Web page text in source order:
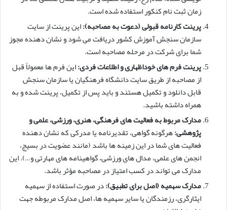
زمان ثبت نام کنکور استفاده شده است.
پرینت کارنامه قبولی (دعوت به مصاحبه):این پرینت از سایت
سازمان سنجش آموزش کشور دریافت می شود و نشان دهنده مجوز
شما برای شرکت در مرحله مصاحبه است.
پرینت فرم های خوداظهاری و اطلاعات فردی:این فرم ها معمولاً قبل
از مصاحبه از طریق سایت دانشگاه فرهنگیان یا سازمان سنجش
قابل دانلود و تکمیل هستند و باید پس از تکمیل، پرینت شده و به
همراه داشته باشید.
مدارک مربوط به فعالیت های فرهنگی، هنری، ورزشی، علمی و
پژوهشی:هرگونه گواهی، تقدیرنامه یا مدرکی که نشان دهنده
فعالیت های شما در این زمینه ها باشد (مانند عضویت در بسیج،
انجمن های علمی، مدال های ورزشی، گواهینامه های مهارتی و…). این
مدارک می تواند در کسب امتیاز در مصاحبه مؤثر باشد.
مدارک سهمیه (اصل برای تطبیق):در صورت استفاده از سهمیه
ایثارگری، رزمندگان یا سایر سهمیه ها، اصل مدارک مربوطه جهت